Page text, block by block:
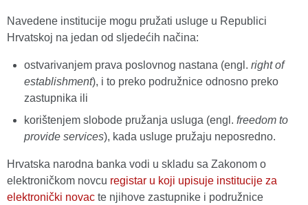
Navedene institucije mogu pružati usluge u Republici
Hrvatskoj na jedan od sljedećih načina:
ostvarivanjem prava poslovnog nastana (engl. right of
establishment), i to preko podružnice odnosno preko
zastupnika ili
korištenjem slobode pružanja usluga (engl. freedom to
provide services), kada usluge pružaju neposredno.
Hrvatska narodna banka vodi u skladu sa Zakonom o
elektroničkom novcu registar u koji upisuje institucije za
elektronički novac te njihove zastupnike i podružnice